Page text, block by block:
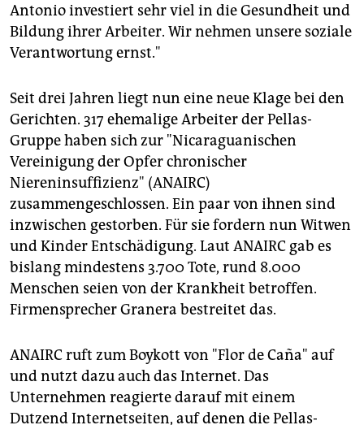
Antonio investiert sehr viel in die Gesundheit und
Bildung ihrer Arbeiter. Wir nehmen unsere soziale
Verantwortung ernst."
Seit drei Jahren liegt nun eine neue Klage bei den
Gerichten. 317 ehemalige Arbeiter der Pellas-
Gruppe haben sich zur "Nicaraguanischen
Vereinigung der Opfer chronischer
Niereninsuffizienz" (ANAIRC)
zusammengeschlossen. Ein paar von ihnen sind
inzwischen gestorben. Für sie fordern nun Witwen
und Kinder Entschädigung. Laut ANAIRC gab es
bislang mindestens 3.700 Tote, rund 8.000
Menschen seien von der Krankheit betroffen.
Firmensprecher Granera bestreitet das.
ANAIRC ruft zum Boykott von "Flor de Caña" auf
und nutzt dazu auch das Internet. Das
Unternehmen reagierte darauf mit einem
Dutzend Internetseiten, auf denen die Pellas-